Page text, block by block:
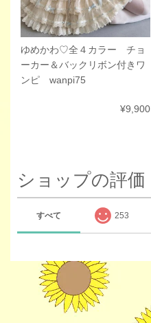
ゆめかわ♡全４カラー チョ
ーカー＆バックリボン付きワ
ンピ wanpi75
¥9,900
ショップの評価
すべて 253